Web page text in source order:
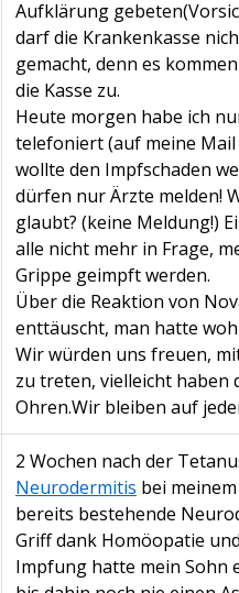
Aufklärung
darf die Krankenkasse
gemacht, denn es
die Kasse zu.
Heute morgen habe ich
telefoniert (auf meine
wollte den Impfschaden
dürfen nur Ärzte melden!
glaubt? (keine Meldung!)
alle nicht mehr in Frage,
Grippe geimpft werden.
Über die Reaktion von
enttäuscht, man hatte
Wir würden uns freuen,
zu treten, vielleicht haben
Ohren.Wir bleiben auf
2 Wochen nach der
Neurodermitis bei
bereits bestehende
Griff dank Homöopatie
Impfung hatte mein Sohn